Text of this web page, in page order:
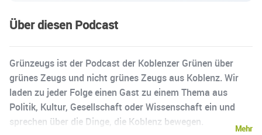
Über diesen Podcast
Grünzeugs ist der Podcast der Koblenzer Grünen über
grünes Zeugs und nicht grünes Zeugs aus Koblenz. Wir
laden zu jeder Folge einen Gast zu einem Thema aus
Politik, Kultur, Gesellschaft oder Wissenschaft ein und
sprechen über die Dinge, die Koblenz bewegen.
Mehr